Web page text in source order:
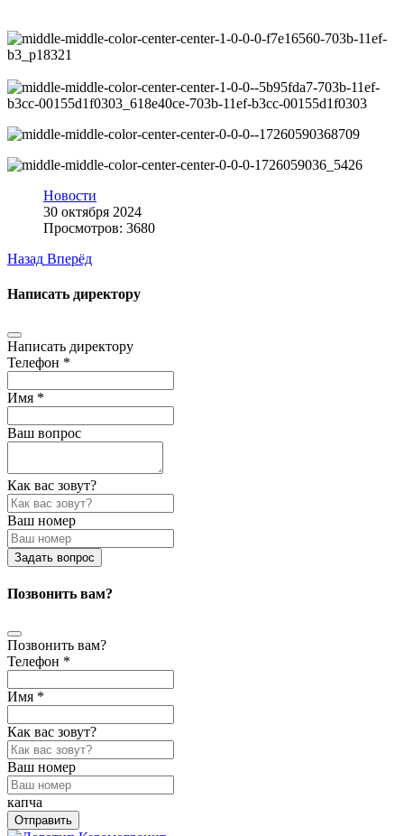
Новости
30 октября 2024
Просмотров: 3680
Назад Вперёд
Написать директору
Написать директору
Телефон *
Имя *
Ваш вопрос
Как вас зовут?
Ваш номер
Задать вопрос
Позвонить вам?
Позвонить вам?
Телефон *
Имя *
Как вас зовут?
Ваш номер
капча
Отправить